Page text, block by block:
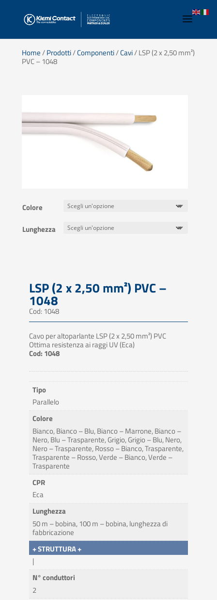
Home/Prodotti/Componenti/Cavi/ LSP (2 x 2,50 mm²)
PVC – 1048
Colore
Lunghezza
LSP (2 x 2,50 mm²) PVC –
1048
Cod: 1048
Cavo per altoparlante LSP (2 x 2,50 mm²) PVC
Ottima resistenza ai raggi UV (Eca)
Cod: 1048
Tipo
Parallelo
Colore
Bianco, Bianco – Blu, Bianco – Marrone, Bianco –
Nero, Blu – Trasparente, Grigio, Grigio – Blu, Nero,
Nero – Trasparente, Rosso – Bianco, Trasparente,
Trasparente – Rosso, Verde – Bianco, Verde –
Trasparente
CPR
Eca
Lunghezza
50 m – bobina, 100 m – bobina, lunghezza di
fabbricazione
+ STRUTTURA +
|
N° conduttori
2